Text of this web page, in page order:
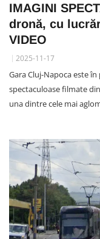
IMAGINI
dronă, cu
VIDEO
2025-11-17
Gara Cluj-Napoca este
spectaculoase filmate
una dintre cele mai